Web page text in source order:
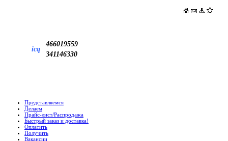
icq
466019559
341146330
Представляемся
Делаем
Прайс-лист/Распродажа
Быстрый заказ и доставка!
Оплатить
Получить
Вакансии